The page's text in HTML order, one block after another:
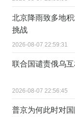
北京降雨致多地
挑战
2026-08-07 22:59:31
联合国谴责俄乌
2026-08-07 22:56:45
普京为何此时对